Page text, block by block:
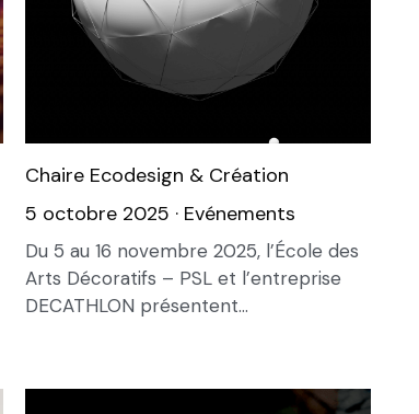
Chaire Ecodesign & Création
5 octobre 2025 · Evénements
Du 5 au 16 novembre 2025, l’École des
Arts Décoratifs – PSL et l’entreprise
DECATHLON présentent...